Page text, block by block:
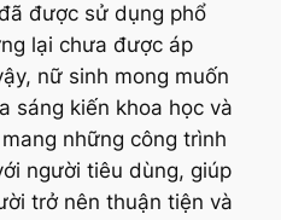
được sử dụng phổ
lại chưa được áp
nữ sinh mong muốn
sáng kiến khoa học và
những công trình
người tiêu dùng, giúp
trở nên thuận tiện và